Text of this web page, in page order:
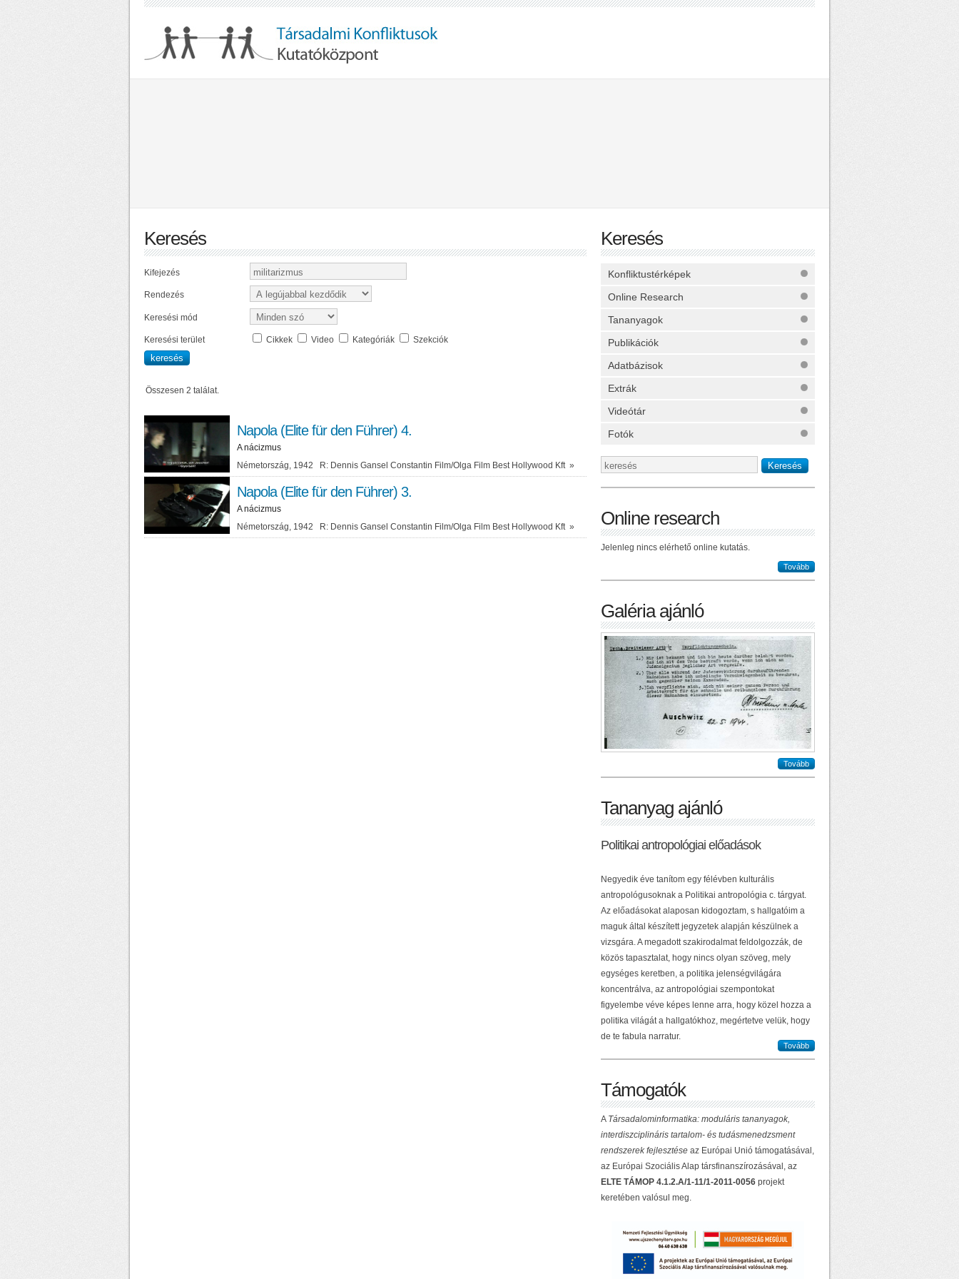
Keresés
Kifejezés
Rendezés
Keresési mód
Keresési terület Cikkek Video Kategóriák Szekciók
Összesen 2 találat.
Napola (Elite für den Führer) 4.
A nácizmus
Németország, 1942 R: Dennis Gansel Constantin Film/Olga Film Best Hollywood Kft »
Napola (Elite für den Führer) 3.
A nácizmus
Németország, 1942 R: Dennis Gansel Constantin Film/Olga Film Best Hollywood Kft »
Keresés
Konfliktustérképek
Online Research
Tananyagok
Publikációk
Adatbázisok
Extrák
Videótár
Fotók
Online research
Jelenleg nincs elérhető online kutatás.
Tovább
Galéria ajánló
Tovább
Tananyag ajánló
Politikai antropológiai előadások
Negyedik éve tanítom egy félévben kulturális
antropológusoknak a Politikai antropológia c. tárgyat.
Az előadásokat alaposan kidogoztam, s hallgatóim a
maguk által készített jegyzetek alapján készülnek a
vizsgára. A megadott szakirodalmat feldolgozzák, de
közös tapasztalat, hogy nincs olyan szöveg, mely
egységes keretben, a politika jelenségvilágára
koncentrálva, az antropológiai szempontokat
figyelembe véve képes lenne arra, hogy közel hozza a
politika világát a hallgatókhoz, megértetve velük, hogy
de te fabula narratur.
Tovább
Támogatók
A Társadalominformatika: moduláris tananyagok,
interdiszciplináris tartalom- és tudásmenedzsment
rendszerek fejlesztése az Európai Unió támogatásával,
az Európai Szociális Alap társfinanszírozásával, az
ELTE TÁMOP 4.1.2.A/1-11/1-2011-0056 projekt
keretében valósul meg.